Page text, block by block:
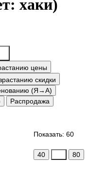
хаки)
цены
скидки
(Я→А)
Распродажа
Показать: 60
40 80